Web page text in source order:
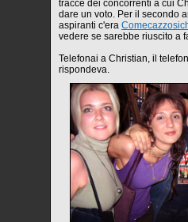
tracce dei concorrenti a cui
dare un voto. Per il secondo
aspiranti c'era
vedere se sarebbe riuscito a
Telefonai a Christian, il
rispondeva.